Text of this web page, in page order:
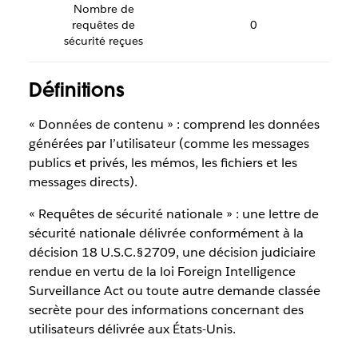
Nombre de
requêtes de
sécurité reçues
0
Définitions
« Données de contenu » : comprend les données
générées par l’utilisateur (comme les messages
publics et privés, les mémos, les fichiers et les
messages directs).
« Requêtes de sécurité nationale » : une lettre de
sécurité nationale délivrée conformément à la
décision 18 U.S.C.§2709, une décision judiciaire
rendue en vertu de la loi Foreign Intelligence
Surveillance Act ou toute autre demande classée
secrète pour des informations concernant des
utilisateurs délivrée aux États-Unis.